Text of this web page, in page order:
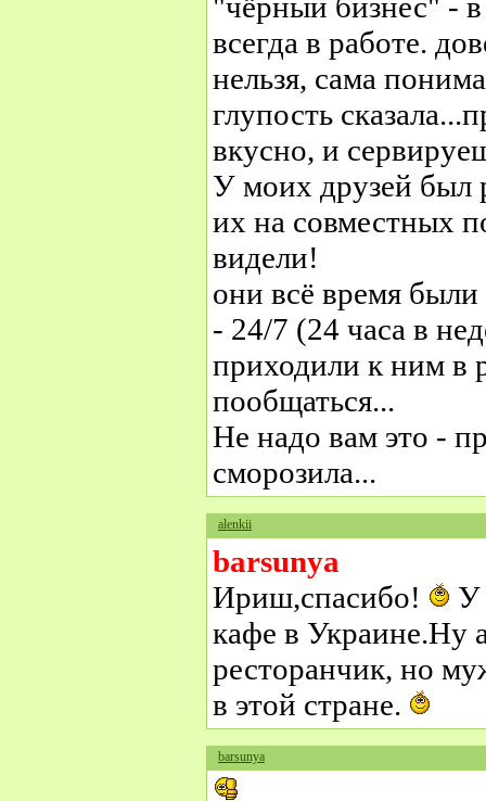
всегда в работе.
нельзя, сама
глупость
вкусно, и
У моих друзей был
их на совместных
видели!
они всё время были
- 24/7 (24 часа в
приходили к ним в
пообщаться...
Не надо вам это -
сморозила...
alenkii
barsunya
Ириш,спасибо!
У
кафе в Украине.Ну
ресторанчик, но
в этой стране.
barsunya